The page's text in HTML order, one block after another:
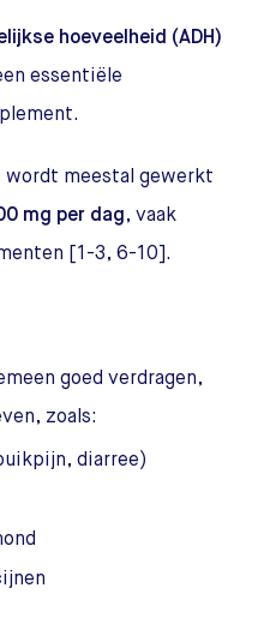
hoeveelheid (ADH)
essentiële
wordt meestal gewerkt
mg per dag, vaak
[1-3, 6-10].
goed verdragen,
zoals:
diarree)